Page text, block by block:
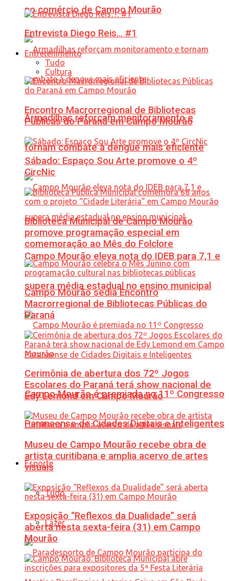
no comércio de Campo Mourão
Armadilhas reforçam monitoramento e
tornam combate à dengue mais eficiente
Campo Mourão eleva nota do IDEB para 7,1 e
supera média estadual no ensino municipal
Campo Mourão é premiada no 11º Congresso
Paranaense de Cidades Digitais e Inteligentes
Esporte
Tudo
Lazer
Entrevista Diego Reis… #1
Entretenimento
Tudo
Cultura
Encontro Macrorregional de Bibliotecas
Públicas do Paraná em Campo Mourão
Sábado: Espaço Sou Arte promove o 4º
CircNic
Biblioteca Municipal de Campo Mourão
promove programação especial em
comemoração ao Mês do Folclore
Campo Mourão sedia Encontro
Macrorregional de Bibliotecas Públicas do
Paraná
Cerimônia de abertura dos 72º Jogos
Escolares do Paraná terá show nacional de
Edy Lemond em Campo Mourão
Museu de Campo Mourão recebe obra de
artista curitibana e amplia acervo de artes
visuais
Exposição “Reflexos da Dualidade” será
aberta nesta sexta-feira (31) em Campo
Mourão